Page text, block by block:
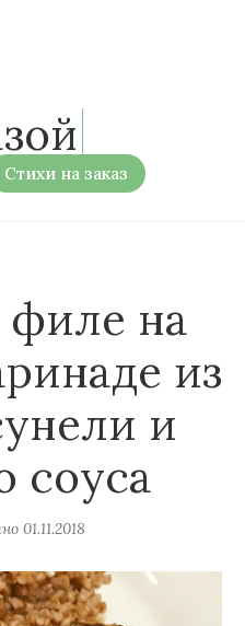
Стихи на заказ
на
из
и
соуса
01.11.2018